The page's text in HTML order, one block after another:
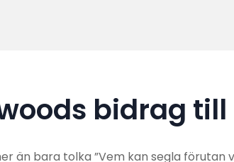
bidrag
än bara tolka ”Vem kan segla